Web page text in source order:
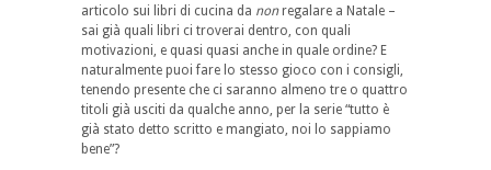
articolo sui libri di cucina da nonregalare a Natale –
sai già quali libri ci troverai dentro, con quali
motivazioni, e quasi quasi anche in quale ordine? E
naturalmente puoi fare lo stesso gioco con i consigli,
tenendo presente che ci saranno almeno tre o quattro
titoli già usciti da qualche anno, per la serie “tutto è
già stato detto scritto e mangiato, noi lo sappiamo
bene”?